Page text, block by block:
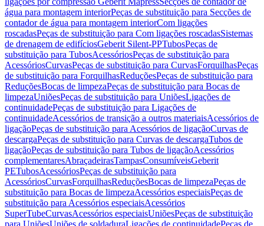
água para montagem interiorPeças de substituição para Secções de
contador de água para montagem interiorCom ligações
roscadasPeças de substituição para Com ligações roscadasSistemas
de drenagem de edifíciosGeberit Silent-PPTubosPeças de
substituição para TubosAcessóriosPeças de substituição para
AcessóriosCurvasPeças de substituição para CurvasForquilhasPeças
de substituição para ForquilhasReduçõesPeças de substituição para
ReduçõesBocas de limpezaPeças de substituição para Bocas de
limpezaUniõesPeças de substituição para UniõesLigações de
continuidadePeças de substituição para Ligações de
continuidadeAcessórios de transição a outros materiaisAcessórios de
ligaçãoPeças de substituição para Acessórios de ligaçãoCurvas de
descargaPeças de substituição para Curvas de descargaTubos de
ligaçãoPeças de substituição para Tubos de ligaçãoAcessórios
complementaresAbraçadeirasTampasConsumíveisGeberit
PETubosAcessóriosPeças de substituição para
AcessóriosCurvasForquilhasReduçõesBocas de limpezaPeças de
substituição para Bocas de limpezaAcessórios especiaisPeças de
substituição para Acessórios especiaisAcessórios
SuperTubeCurvasAcessórios especiaisUniõesPeças de substituição
para UniõesUniões de soldaduraLigações de continuidadePeças de